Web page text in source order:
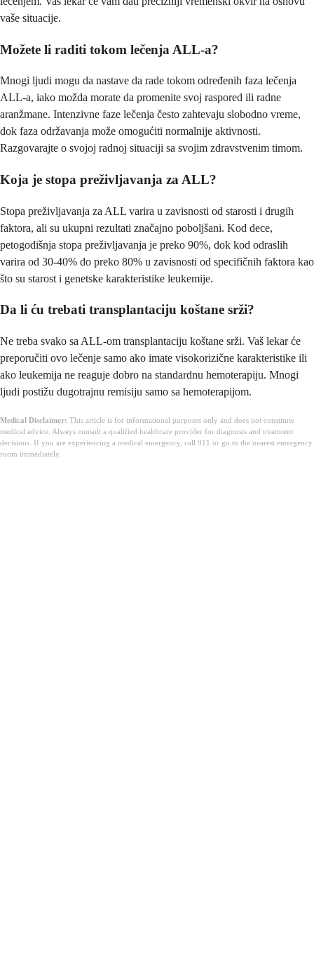
vaše situacije.
Možete li raditi tokom lečenja ALL-a?
Mnogi ljudi mogu da nastave da rade tokom određenih faza lečenja
ALL-a, iako možda morate da promenite svoj raspored ili radne
aranžmane. Intenzivne faze lečenja često zahtevaju slobodno vreme,
dok faza održavanja može omogućiti normalnije aktivnosti.
Razgovarajte o svojoj radnoj situaciji sa svojim zdravstvenim timom.
Koja je stopa preživljavanja za ALL?
Stopa preživljavanja za ALL varira u zavisnosti od starosti i drugih
faktora, ali su ukupni rezultati značajno poboljšani. Kod dece,
petogodišnja stopa preživljavanja je preko 90%, dok kod odraslih
varira od 30-40% do preko 80% u zavisnosti od specifičnih faktora kao
što su starost i genetske karakteristike leukemije.
Da li ću trebati transplantaciju koštane srži?
Ne treba svako sa ALL-om transplantaciju koštane srži. Vaš lekar će
preporučiti ovo lečenje samo ako imate visokorizične karakteristike ili
ako leukemija ne reaguje dobro na standardnu hemoterapiju. Mnogi
ljudi postižu dugotrajnu remisiju samo sa hemoterapijom.
Medical Disclaimer: This article is for informational purposes only and does not constitute
medical advice. Always consult a qualified healthcare provider for diagnosis and treatment
decisions. If you are experiencing a medical emergency, call 911 or go to the nearest emergency
room immediately.